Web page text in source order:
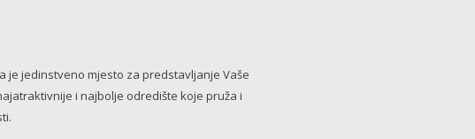
je jedinstveno mjesto za predstavljanje Vaše
i najbolje odredište koje pruža i